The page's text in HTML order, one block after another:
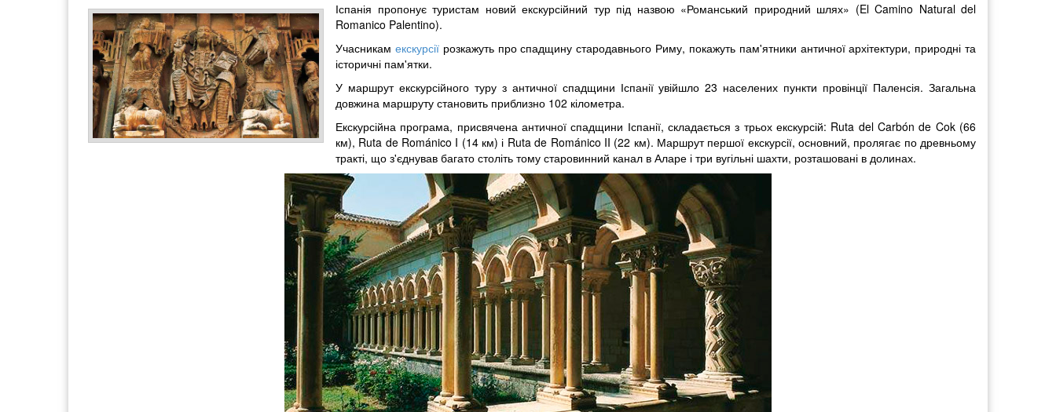
Іспанія пропонує туристам новий екскурсійний тур під назвою «Романський природний шлях» (El Camino Natural del
Romanico Palentino).
Учасникам екскурсіїрозкажуть про спадщину стародавнього Риму, покажуть пам'ятники античної архітектури, природні та
історичні пам'ятки.
У маршрут екскурсійного туру з античної спадщини Іспанії увійшло 23 населених пункти провінції Паленсія. Загальна
довжина маршруту становить приблизно 102 кілометра.
Екскурсійна програма, присвячена античної спадщини Іспанії, складається з трьох екскурсій: Ruta del Carbón de Cok (66
км), Ruta de Románico I (14 км) і Ruta de Románico II (22 км). Маршрут першої екскурсії, основний, пролягає по древньому
тракті, що з'єднував багато століть тому старовинний канал в Аларе і три вугільні шахти, розташовані в долинах.